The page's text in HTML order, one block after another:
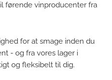
førende vinproducenter fra
for at smage inden du
- og fra vores lager i
og fleksibelt til dig.